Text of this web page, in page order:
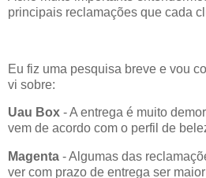
principais reclamações que cada
Eu fiz uma pesquisa breve e vou
vi sobre:
Uau Box - A entrega é muito
vem de acordo com o perfil de
Magenta - Algumas das
ver com prazo de entrega ser